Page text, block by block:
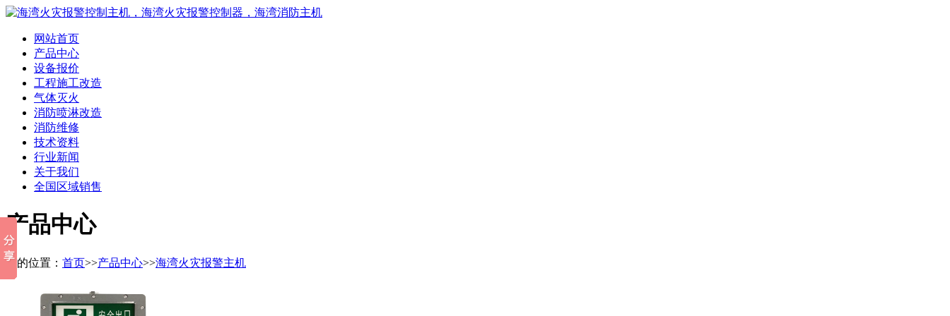
网站首页
产品中心
设备报价
工程施工改造
气体灭火
消防喷淋改造
消防维修
技术资料
行业新闻
关于我们
全国区域销售
产品中心
您的位置： 首页>>产品中心>>海湾火灾报警主机